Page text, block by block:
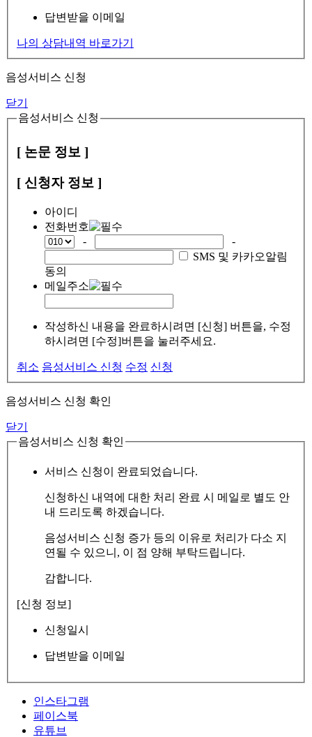
답변받을 이메일
나의 상담내역 바로가기
음성서비스 신청
닫기
음성서비스 신청
[ 논문 정보 ]
[ 신청자 정보 ]
아이디
전화번호
-
-
SMS 및 카카오알림
동의
메일주소
작성하신 내용을 완료하시려면 [신청] 버튼을, 수정
하시려면 [수정]버튼을 눌러주세요.
취소 음성서비스 신청 수정 신청
음성서비스 신청 확인
닫기
음성서비스 신청 확인
서비스 신청이 완료되었습니다.
신청하신 내역에 대한 처리 완료 시 메일로 별도 안
내 드리도록 하겠습니다.
음성서비스 신청 증가 등의 이유로 처리가 다소 지
연될 수 있으니, 이 점 양해 부탁드립니다.
감합니다.
[신청 정보]
신청일시
답변받을 이메일
인스타그램
페이스북
유튜브